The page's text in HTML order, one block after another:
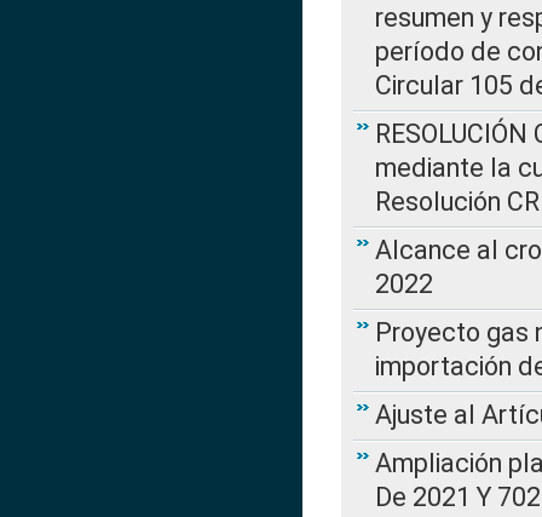
resumen y
período de
Circular 105
mediante la
Resolución
Alcance al
2022
Proyecto gas
importación
Ajuste al
Ampliación
De 2021 Y